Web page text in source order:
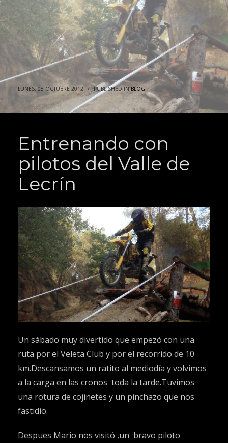
Agencia
de
Marketing
Digital
Granada
LUNES, 08 OCTUBRE 2012 / PUBLISHED INBLOG
Entrenando con
pilotos del Valle de
Lecrín
Un sábado muy divertido que empezó con una
ruta por el Veleta Club y por el recorrido de 10
km.Descansamos un ratito al mediodía y volvimos
a la carga en las cronos toda la tarde.Tuvimos
una rotura de cojinetes y un pinchazo que nos
fastidio.
Despues Mario nos visitó ,un bravo piloto